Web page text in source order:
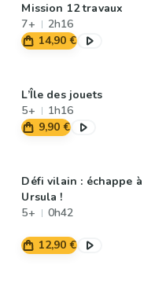
Mission 12 travaux
7+
2h16
14,90 €
L’Île des jouets
5+
1h16
9,90 €
Défi vilain : échappe à
Ursula !
5+
0h42
12,90 €